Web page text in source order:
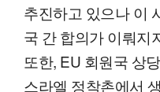
추진하고 있으나 이
국 간 합의가 이뤄지
또한, EU 회원국 상
스라엘 정착촌에서